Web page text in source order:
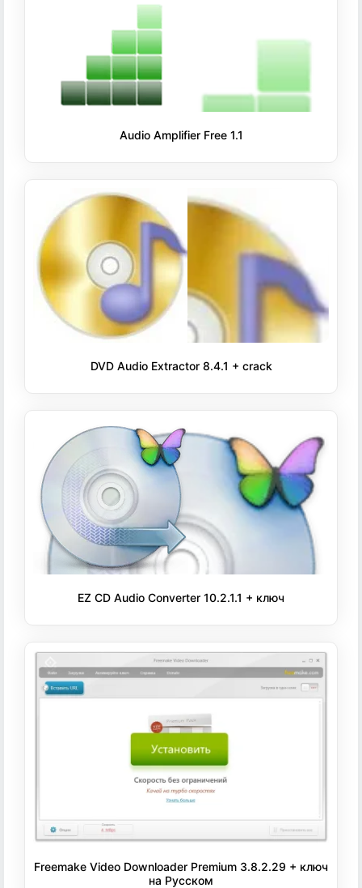
Audio Amplifier Free 1.1
DVD Audio Extractor 8.4.1 + crack
EZ CD Audio Converter 10.2.1.1 + ключ
Freemake Video Downloader Premium 3.8.2.29 + ключ
на Русском